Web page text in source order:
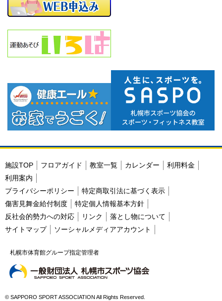
施設TOP フロアガイド 教室一覧 カレンダー
利用料金
利用案内
プライバシーポリシー
特定商取引法に基づく表示
傷害見舞金給付制度
特定個人情報基本方針
反社会的勢力への対応
リンク
落とし物について
サイトマップ
ソーシャルメディアアカウント
札幌市体育館グループ指定管理者
© SAPPORO SPORT ASSOCIATION All Rights Reserved.